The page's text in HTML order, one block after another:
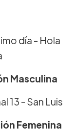
día - Hola
Masculina
13 - San Luis
Femenina